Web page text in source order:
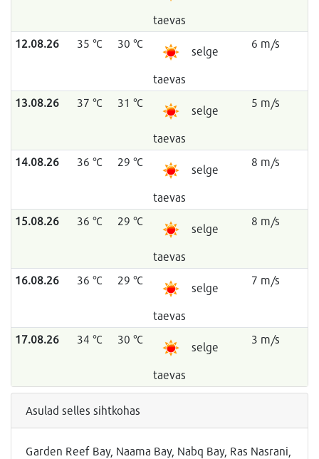
taevas
12.08.26 35 °C 30 °C
selge
taevas
6 m/s
13.08.26 37 °C 31 °C
selge
taevas
5 m/s
14.08.26 36 °C 29 °C
selge
taevas
8 m/s
15.08.26 36 °C 29 °C
selge
taevas
8 m/s
16.08.26 36 °C 29 °C
selge
taevas
7 m/s
17.08.26 34 °C 30 °C
selge
taevas
3 m/s
Asulad selles sihtkohas
Garden Reef Bay, Naama Bay, Nabq Bay, Ras Nasrani,